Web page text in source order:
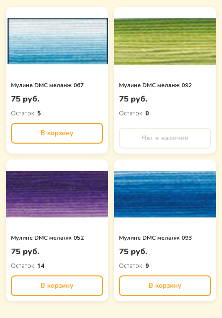
Мулине DMC меланж 067
75 руб.
Остаток: 5
В корзину
Мулине DMC меланж 092
75 руб.
Остаток: 0
Нет в наличии
Мулине DMC меланж 052
75 руб.
Остаток: 14
В корзину
Мулине DMC меланж 093
75 руб.
Остаток: 9
В корзину